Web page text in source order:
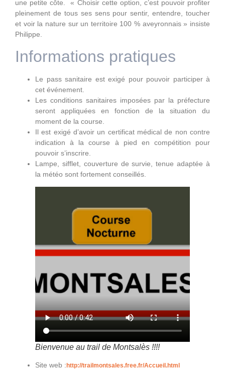
une petite côte. « Choisir cette option, c’est pouvoir profiter
pleinement de tous ses sens pour sentir, entendre, toucher
et voir la nature sur un territoire 100 % aveyronnais » insiste
Philippe.
Informations pratiques
Le pass sanitaire est exigé pour pouvoir participer à
cet événement.
Les conditions sanitaires imposées par la préfecture
seront appliquées en fonction de la situation du
moment de la course.
Il est exigé d’avoir un certificat médical de non contre
indication à la course à pied en compétition pour
pouvoir s’inscrire.
Lampe, sifflet, couverture de survie, tenue adaptée à
la météo sont fortement conseillés.
Bienvenue au trail de Montsalès !!!!
Site web : http://trailmontsales.free.fr/Accueil.html